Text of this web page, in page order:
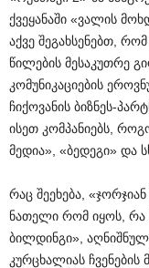
ქვეყანაში «ვალის
აქვე შეგახსენებთ,
წილების მესაკუთრე
კომუნიკაციების
ჩიქოვანის ბიზნეს-
ისეთ კომპანიებს,
მედია», «ბედეგი» და
რაც შეეხება,
ნათელი რომ იყოს, რა
ბილდინგი»,
კურცხალიას ჩვენების